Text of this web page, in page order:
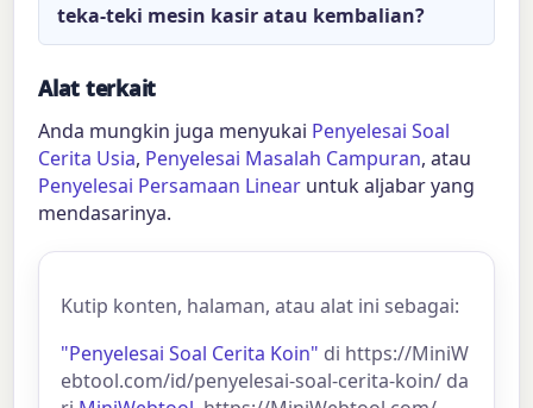
teka-teki mesin kasir atau kembalian?
Alat terkait
Anda mungkin juga menyukai Penyelesai Soal
Cerita Usia, Penyelesai Masalah Campuran, atau
Penyelesai Persamaan Linear untuk aljabar yang
mendasarinya.
Kutip konten, halaman, atau alat ini sebagai:
"Penyelesai Soal Cerita Koin" di https://MiniW
ebtool.com/id/penyelesai-soal-cerita-koin/ da